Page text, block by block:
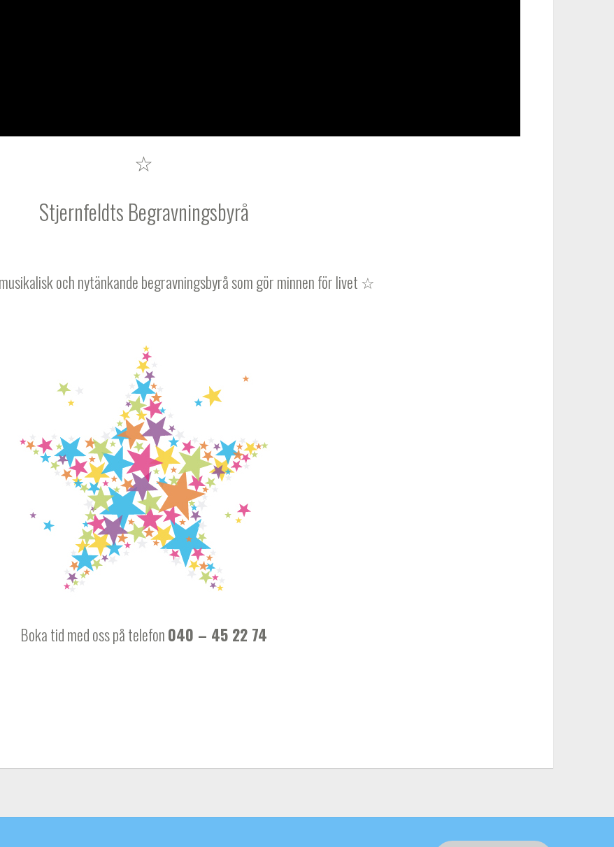
☆
Stjernfeldts Begravningsbyrå
och nytänkande begravningsbyrå som gör minnen för livet ☆
Boka tid med oss på telefon040 – 45 22 74